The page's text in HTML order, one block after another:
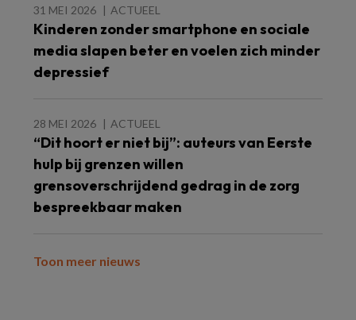
31 MEI 2026 ACTUEEL
Kinderen zonder smartphone en sociale
media slapen beter en voelen zich minder
depressief
28 MEI 2026 ACTUEEL
“Dit hoort er niet bij”: auteurs van Eerste
hulp bij grenzen willen
grensoverschrijdend gedrag in de zorg
bespreekbaar maken
Toon meer nieuws